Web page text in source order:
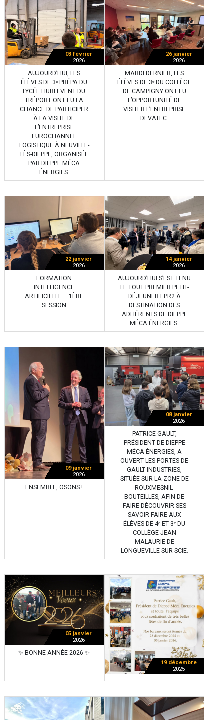
03 février
2026
AUJOURD’HUI, LES
ÉLÈVES DE 3ᵉ PRÉPA DU
LYCÉE HURLEVENT DU
TRÉPORT ONT EU LA
CHANCE DE PARTICIPER
À LA VISITE DE
L’ENTREPRISE
EUROCHANNEL
LOGISTIQUE À NEUVILLE-
LÈS-DIEPPE, ORGANISÉE
PAR DIEPPE MÉCA
ÉNERGIES.
26 janvier
2026
MARDI DERNIER, LES
ÉLÈVES DE 3ᵉ DU COLLÈGE
DE CAMPIGNY ONT EU
L’OPPORTUNITÉ DE
VISITER L’ENTREPRISE
DEVATEC.
22 janvier
2026
FORMATION
INTELLIGENCE
ARTIFICIELLE – 1ÈRE
SESSION
14 janvier
2026
AUJOURD’HUI S’EST TENU
LE TOUT PREMIER PETIT-
DÉJEUNER EPR2 À
DESTINATION DES
ADHÉRENTS DE DIEPPE
MÉCA ÉNERGIES.
09 janvier
2026
ENSEMBLE, OSONS !
08 janvier
2026
PATRICE GAULT,
PRÉSIDENT DE DIEPPE
MÉCA ÉNERGIES, A
OUVERT LES PORTES DE
GAULT INDUSTRIES,
SITUÉE SUR LA ZONE DE
ROUXMESNIL-
BOUTEILLES, AFIN DE
FAIRE DÉCOUVRIR SES
SAVOIR-FAIRE AUX
ÉLÈVES DE 4ᵉ ET 3ᵉ DU
COLLÈGE JEAN
MALAURIE DE
LONGUEVILLE-SUR-SCIE.
05 janvier
2026
✨ BONNE ANNÉE 2026 ✨
19 décembre
2025